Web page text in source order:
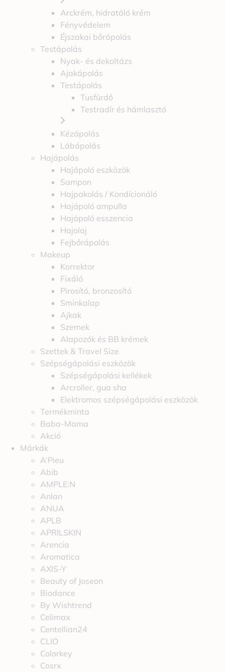
Arckrém, hidratáló krém
Fényvédelem
Éjszakai bőrápolás
Testápolás
Nyak- és dekoltázs
Ajakápolás
Testápolás
Tusfürdő
Testradír és hámlasztó
Kézápolás
Lábápolás
Hajápolás
Hajápoló eszközök
Sampon
Hajpakolás / Kondícionáló
Hajápoló ampulla
Hajápoló esszencia
Hajolaj
Fejbőrápolás
Makeup
Korrektor
Fixáló
Pirosító, bronzosító
Sminkalap
Ajkak
Szemek
Alapozók és BB krémek
Szettek & Travel Size
Szépségápolási eszközök
Szépségápolási kellékek
Arcroller, gua sha
Elektromos szépségápolási eszközök
Termékminta
Baba-Mama
Akció
Márkák
A’Pieu
Abib
AMPLE:N
Anlan
ANUA
APLB
APRILSKIN
Arencia
Aromatica
AXIS-Y
Beauty of Joseon
Biodance
By Wishtrend
Celimax
Centellian24
CLIO
Colorkey
Cosrx